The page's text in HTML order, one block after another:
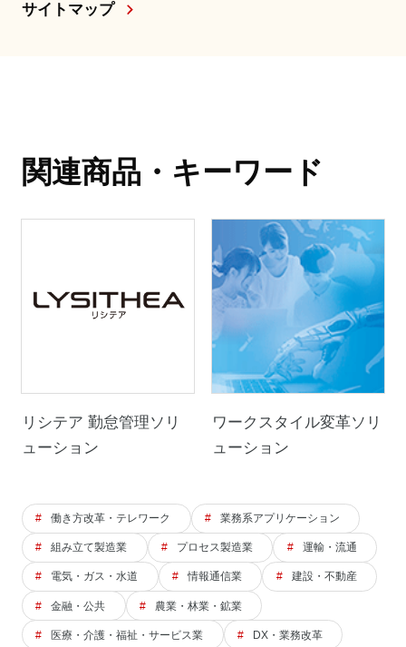
サイトマップ
関連商品・キーワード
リシテア 勤怠管理ソリ
ューション
ワークスタイル変革ソリ
ューション
働き方改革・テレワーク 業務系アプリケーション
組み立て製造業 プロセス製造業 運輸・流通
電気・ガス・水道 情報通信業 建設・不動産
金融・公共 農業・林業・鉱業
医療・介護・福祉・サービス業 DX・業務改革